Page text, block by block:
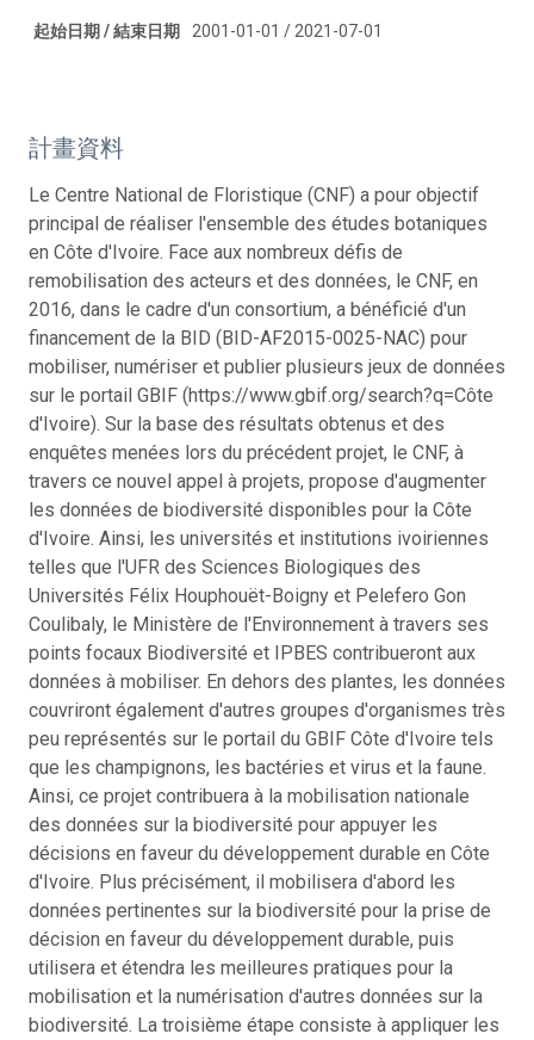
起始日期 / 結束日期 2001-01-01 / 2021-07-01
計畫資料
Le Centre National de Floristique (CNF) a pour objectif
principal de réaliser l'ensemble des études botaniques
en Côte d'Ivoire. Face aux nombreux défis de
remobilisation des acteurs et des données, le CNF, en
2016, dans le cadre d'un consortium, a bénéficié d'un
financement de la BID (BID-AF2015-0025-NAC) pour
mobiliser, numériser et publier plusieurs jeux de données
sur le portail GBIF (https://www.gbif.org/search?q=Côte
d'Ivoire). Sur la base des résultats obtenus et des
enquêtes menées lors du précédent projet, le CNF, à
travers ce nouvel appel à projets, propose d'augmenter
les données de biodiversité disponibles pour la Côte
d'Ivoire. Ainsi, les universités et institutions ivoiriennes
telles que l'UFR des Sciences Biologiques des
Universités Félix Houphouët-Boigny et Pelefero Gon
Coulibaly, le Ministère de l'Environnement à travers ses
points focaux Biodiversité et IPBES contribueront aux
données à mobiliser. En dehors des plantes, les données
couvriront également d'autres groupes d'organismes très
peu représentés sur le portail du GBIF Côte d'Ivoire tels
que les champignons, les bactéries et virus et la faune.
Ainsi, ce projet contribuera à la mobilisation nationale
des données sur la biodiversité pour appuyer les
décisions en faveur du développement durable en Côte
d'Ivoire. Plus précisément, il mobilisera d'abord les
données pertinentes sur la biodiversité pour la prise de
décision en faveur du développement durable, puis
utilisera et étendra les meilleures pratiques pour la
mobilisation et la numérisation d'autres données sur la
biodiversité. La troisième étape consiste à appliquer les